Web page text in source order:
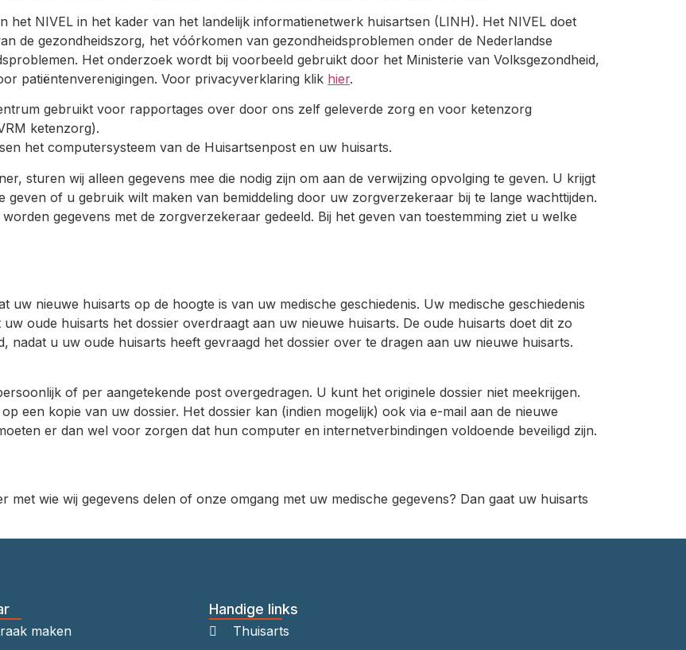
het NIVEL in het kader van het landelijk informatienetwerk huisartsen (LINH). Het NIVEL doet
de gezondheidszorg, het vóórkomen van gezondheidsproblemen onder de Nederlandse
Het onderzoek wordt bij voorbeeld gebruikt door het Ministerie van Volksgezondheid,
patiëntenverenigingen. Voor privacyverklaring klik hier.
gebruikt voor rapportages over door ons zelf geleverde zorg en voor ketenzorg
ketenzorg).
het computersysteem van de Huisartsenpost en uw huisarts.
sturen wij alleen gegevens mee die nodig zijn om aan de verwijzing opvolging te geven. U krijgt
geven of u gebruik wilt maken van bemiddeling door uw zorgverzekeraar bij te lange wachttijden.
gegevens met de zorgverzekeraar gedeeld. Bij het geven van toestemming ziet u welke
uw nieuwe huisarts op de hoogte is van uw medische geschiedenis. Uw medische geschiedenis
oude huisarts het dossier overdraagt aan uw nieuwe huisarts. De oude huisarts doet dit zo
nadat u uw oude huisarts heeft gevraagd het dossier over te dragen aan uw nieuwe huisarts.
of per aangetekende post overgedragen. U kunt het originele dossier niet meekrijgen.
een kopie van uw dossier. Het dossier kan (indien mogelijk) ook via e-mail aan de nieuwe
er dan wel voor zorgen dat hun computer en internetverbindingen voldoende beveiligd zijn.
wie wij gegevens delen of onze omgang met uw medische gegevens? Dan gaat uw huisarts
maken
Handige links
Thuisarts